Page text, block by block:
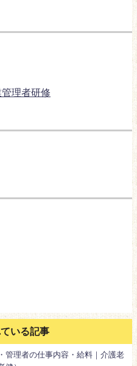
理者研修
いる記事
管理者の仕事内容・給料｜介護老